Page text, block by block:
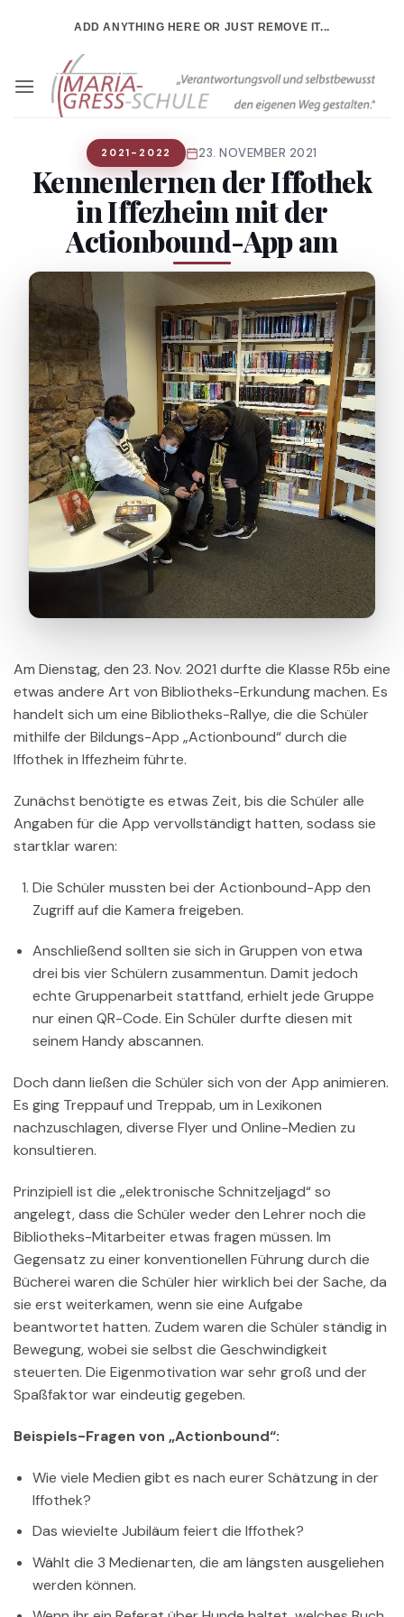
ADD ANYTHING HERE OR JUST REMOVE IT...
2021-2022 23. NOVEMBER 2021
Kennenlernen der Iffothek
in Iffezheim mit der
Actionbound-App am
Am Dienstag, den 23. Nov. 2021 durfte die Klasse R5b eine
etwas andere Art von Bibliotheks-Erkundung machen. Es
handelt sich um eine Bibliotheks-Rallye, die die Schüler
mithilfe der Bildungs-App „Actionbound“ durch die
Iffothek in Iffezheim führte.
Zunächst benötigte es etwas Zeit, bis die Schüler alle
Angaben für die App vervollständigt hatten, sodass sie
startklar waren:
Die Schüler mussten bei der Actionbound-App den
Zugriff auf die Kamera freigeben.
Anschließend sollten sie sich in Gruppen von etwa
drei bis vier Schülern zusammentun. Damit jedoch
echte Gruppenarbeit stattfand, erhielt jede Gruppe
nur einen QR-Code. Ein Schüler durfte diesen mit
seinem Handy abscannen.
Doch dann ließen die Schüler sich von der App animieren.
Es ging Treppauf und Treppab, um in Lexikonen
nachzuschlagen, diverse Flyer und Online-Medien zu
konsultieren.
Prinzipiell ist die „elektronische Schnitzeljagd“ so
angelegt, dass die Schüler weder den Lehrer noch die
Bibliotheks-Mitarbeiter etwas fragen müssen. Im
Gegensatz zu einer konventionellen Führung durch die
Bücherei waren die Schüler hier wirklich bei der Sache, da
sie erst weiterkamen, wenn sie eine Aufgabe
beantwortet hatten. Zudem waren die Schüler ständig in
Bewegung, wobei sie selbst die Geschwindigkeit
steuerten. Die Eigenmotivation war sehr groß und der
Spaßfaktor war eindeutig gegeben.
Beispiels-Fragen von „Actionbound“:
Wie viele Medien gibt es nach eurer Schätzung in der
Iffothek?
Das wievielte Jubiläum feiert die Iffothek?
Wählt die 3 Medienarten, die am längsten ausgeliehen
werden können.